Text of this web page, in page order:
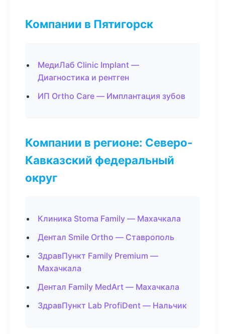
Компании в Пятигорск
МедиЛаб Clinic Implant —
Диагностика и рентген
ИП Ortho Care — Имплантация зубов
Компании в регионе: Северо-
Кавказский федеральный
округ
Клиника Stoma Family — Махачкала
Дентал Smile Ortho — Ставрополь
ЗдравПункт Family Premium —
Махачкала
Дентал Family MedArt — Махачкала
ЗдравПункт Lab ProfiDent — Нальчик